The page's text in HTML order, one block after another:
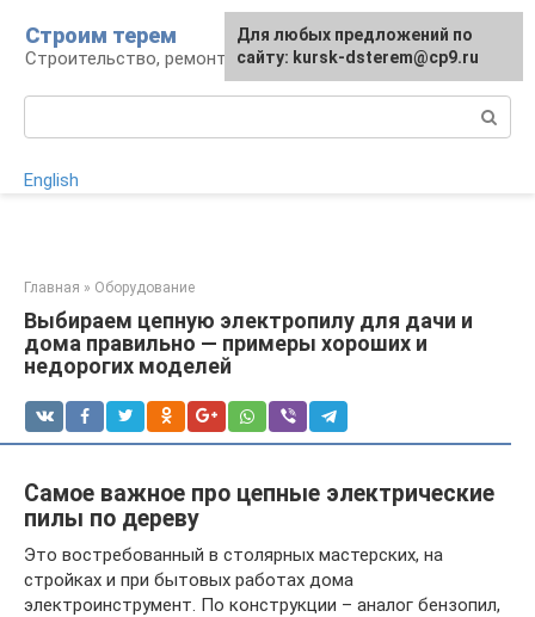
контенту
Строим терем
Строительство, ремонт, ландшафт
English
Главная » Оборудование
Выбираем цепную электропилу для дачи и
дома правильно — примеры хороших и
недорогих моделей
Самое важное про цепные электрические
пилы по дереву
Это востребованный в столярных мастерских, на
стройках и при бытовых работах дома
электроинструмент. По конструкции – аналог бензопил,
Для любых предложений по
сайту: kursk-dsterem@cp9.ru